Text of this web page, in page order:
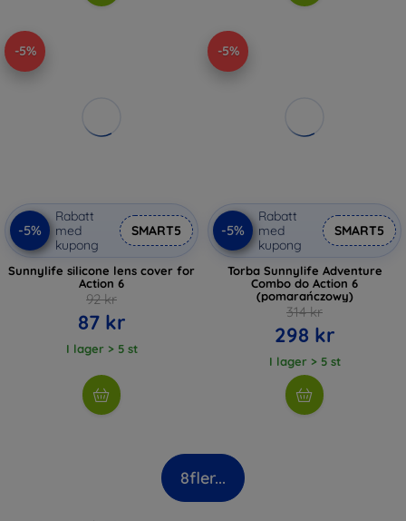
-5%
-5%
Rabatt
med
kupong
SMART5
Sunnylife silicone lens cover for
Action 6
92 kr
87 kr
I lager > 5 st
-5%
-5%
Rabatt
med
kupong
SMART5
Torba Sunnylife Adventure
Combo do Action 6
(pomarańczowy)
314 kr
298 kr
I lager > 5 st
8fler...